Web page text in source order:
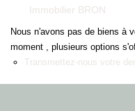
Immobilier BRON
Nous n'avons pas de biens à
moment , plusieurs options
Transmettez-nous votre